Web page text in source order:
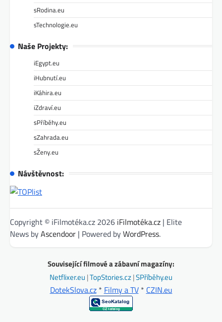
sRodina.eu
sTechnologie.eu
Naše Projekty:
iEgypt.eu
iHubnutí.eu
iKáhira.eu
iZdraví.eu
sPříběhy.eu
sZahrada.eu
sŽeny.eu
Návštěvnost:
Copyright © iFilmotéka.cz 2026 iFilmotéka.cz | Elite
News byAscendoor | Powered byWordPress.
Související filmové a zábavní magazíny:
Netflixer.eu |TopStories.cz|SPříběhy.eu
DotekSlova.cz* Filmy a TV* CZIN.eu